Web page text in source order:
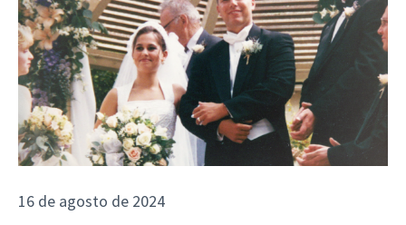
16 de agosto de 2024